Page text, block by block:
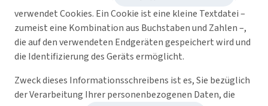
verwendet Cookies. Ein Cookie ist eine kleine Textdatei –
zumeist eine Kombination aus Buchstaben und Zahlen –,
die auf den verwendeten Endgeräten gespeichert wird und
die Identifizierung des Geräts ermöglicht.
Zweck dieses Informationsschreibens ist es, Sie bezüglich
der Verarbeitung Ihrer personenbezogenen Daten, die